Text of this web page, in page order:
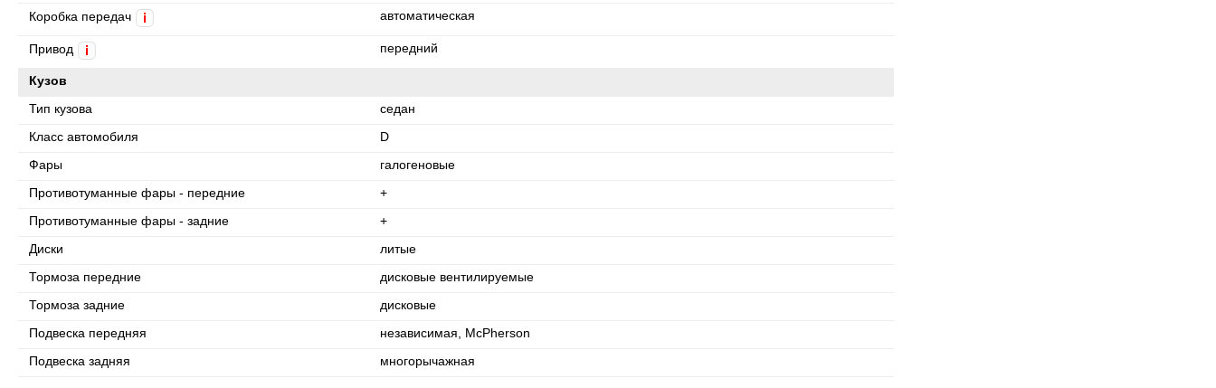
Коробка передач автоматическая
Привод передний
Кузов
Тип кузова седан
Класс автомобиля D
Фары галогеновые
Противотуманные фары - передние +
Противотуманные фары - задние +
Диски литые
Тормоза передние дисковые вентилируемые
Тормоза задние дисковые
Подвеска передняя независимая, McPherson
Подвеска задняя многорычажная